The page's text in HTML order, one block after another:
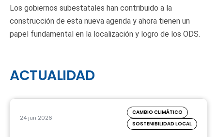
Los gobiernos subestatales han contribuido a la
construcción de esta nueva agenda y ahora tienen un
papel fundamental en la localización y logro de los ODS.
ACTUALIDAD
24 jun 2026
CAMBIO CLIMÁTICO
SOSTENIBILIDAD LOCAL